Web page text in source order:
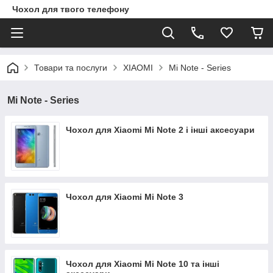
Чохол для твого телефону
Товари та послуги XIAOMI Mi Note - Series
Mi Note - Series
Чохол для Xiaomi Mi Note 2 і інші аксесуари
Чохол для Xiaomi Mi Note 3
Чохол для Xiaomi Mi Note 10 та інші